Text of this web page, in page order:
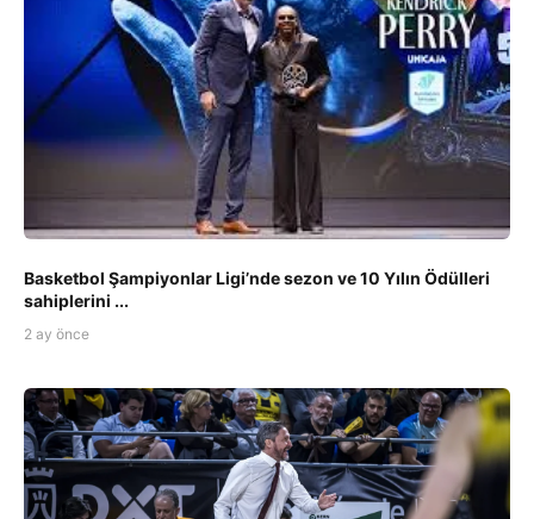
Basketbol Şampiyonlar Ligi’nde sezon ve 10 Yılın Ödülleri
sahiplerini ...
2 ay önce